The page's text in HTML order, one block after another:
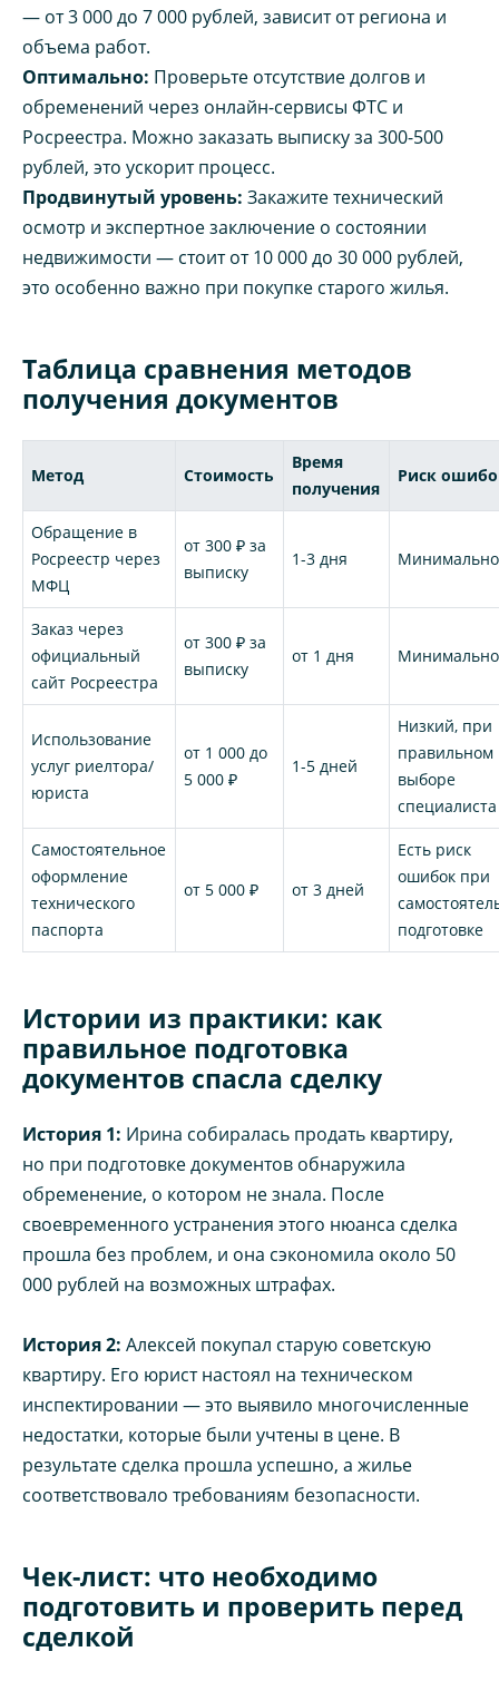
— от 3 000 до 7 000 рублей, зависит от региона и
объема работ.
Оптимально: Проверьте отсутствие долгов и
обременений через онлайн-сервисы ФТС и
Росреестра. Можно заказать выписку за 300-500
рублей, это ускорит процесс.
Продвинутый уровень: Закажите технический
осмотр и экспертное заключение о состоянии
недвижимости — стоит от 10 000 до 30 000 рублей,
это особенно важно при покупке старого жилья.
Таблица сравнения методов
получения документов
Метод Стоимость
Время
получения
Риск
Обращение в
Росреестр через
МФЦ
от 300 ₽ за
выписку
1-3 дня Минимально
Заказ через
официальный
сайт Росреестра
от 300 ₽ за
выписку
от 1 дня Минимально
Использование
услуг риелтора/
юриста
от 1 000 до
5 000 ₽
1-5 дней
Низкий, при
правильном
выборе
специалиста
Самостоятельное
оформление
технического
паспорта
от 5 000 ₽ от 3 дней
Есть риск
ошибок при
подготовке
Истории из практики: как
правильное подготовка
документов спасла сделку
История 1: Ирина собиралась продать квартиру,
но при подготовке документов обнаружила
обременение, о котором не знала. После
своевременного устранения этого нюанса сделка
прошла без проблем, и она сэкономила около 50
000 рублей на возможных штрафах.
История 2: Алексей покупал старую советскую
квартиру. Его юрист настоял на техническом
инспектировании — это выявило многочисленные
недостатки, которые были учтены в цене. В
результате сделка прошла успешно, а жилье
соответствовало требованиям безопасности.
Чек-лист: что необходимо
подготовить и проверить перед
сделкой